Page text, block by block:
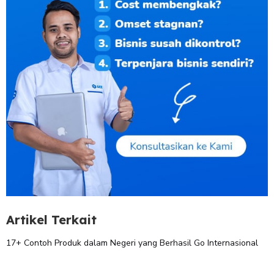
Artikel Terkait
17+ Contoh Produk dalam Negeri yang Berhasil Go Internasional